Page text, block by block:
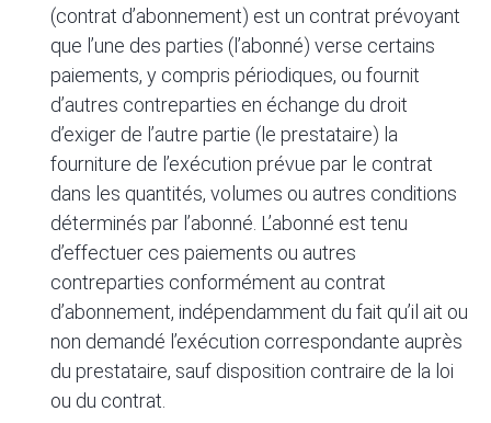
(contrat d’abonnement) est un contrat prévoyant
que l’une des parties (l’abonné) verse certains
paiements, y compris périodiques, ou fournit
d’autres contreparties en échange du droit
d’exiger de l’autre partie (le prestataire) la
fourniture de l’exécution prévue par le contrat
dans les quantités, volumes ou autres conditions
déterminés par l’abonné. L’abonné est tenu
d’effectuer ces paiements ou autres
contreparties conformément au contrat
d’abonnement, indépendamment du fait qu’il ait ou
non demandé l’exécution correspondante auprès
du prestataire, sauf disposition contraire de la loi
ou du contrat.